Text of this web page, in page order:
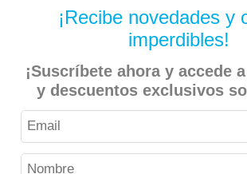
¡Recibe novedades y
imperdibles!
¡Suscríbete ahora y accede
y descuentos exclusivos
Inicio Bebidas
Con Alcohol (+18)
Vinos, Espumantes y Sidras (+18)
Rosa (+18)
Altosur – Vino Rosado de Malbec – 750ml